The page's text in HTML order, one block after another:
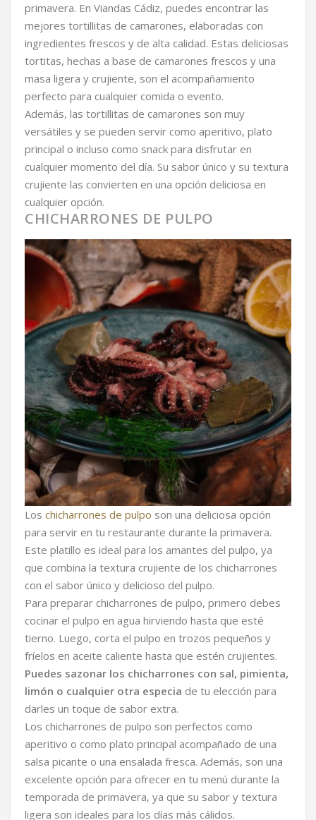
primavera. En Viandas Cádiz, puedes encontrar las
mejores tortillitas de camarones, elaboradas con
ingredientes frescos y de alta calidad. Estas deliciosas
tortitas, hechas a base de camarones frescos y una
masa ligera y crujiente, son el acompañamiento
perfecto para cualquier comida o evento.
Además, las tortillitas de camarones son muy
versátiles y se pueden servir como aperitivo, plato
principal o incluso como snack para disfrutar en
cualquier momento del día. Su sabor único y su textura
crujiente las convierten en una opción deliciosa en
cualquier opción.
CHICHARRONES DE PULPO
Los chicharrones de pulpo son una deliciosa opción
para servir en tu restaurante durante la primavera.
Este platillo es ideal para los amantes del pulpo, ya
que combina la textura crujiente de los chicharrones
con el sabor único y delicioso del pulpo.
Para preparar chicharrones de pulpo, primero debes
cocinar el pulpo en agua hirviendo hasta que esté
tierno. Luego, corta el pulpo en trozos pequeños y
fríelos en aceite caliente hasta que estén crujientes.
Puedes sazonar los chicharrones con sal, pimienta,
limón o cualquier otra especia de tu elección para
darles un toque de sabor extra.
Los chicharrones de pulpo son perfectos como
aperitivo o como plato principal acompañado de una
salsa picante o una ensalada fresca. Además, son una
excelente opción para ofrecer en tu menú durante la
temporada de primavera, ya que su sabor y textura
ligera son ideales para los días más cálidos.